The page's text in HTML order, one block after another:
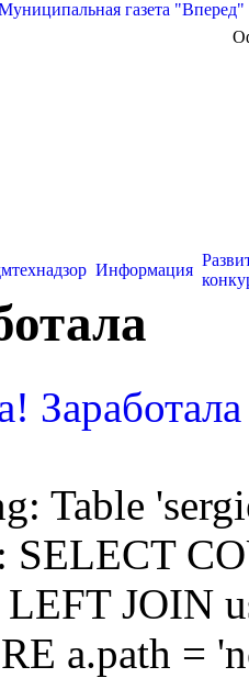
газета "Вперед"
Информация
Заработала
Table
SELECT
LEFT JOIN
a.path =